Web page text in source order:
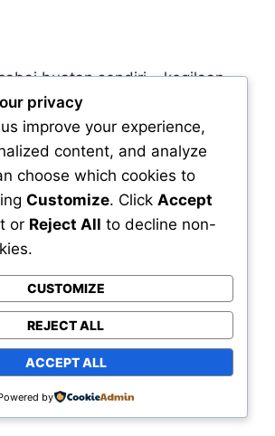
buatan sendiri – kegilaan
2025 admin Uncategorized
,BBQ sauce ,bumbu pedas,burger
chili sauce,extra hot,extreme hot,
, Favorit mikrofon ,gift set,impor,
,pedas sedang
,sambal,sambal rumahan,sauce,
sauce,spice blend,sweet & spicy,
privacy
improve your experience,
content, and analyze
choose which cookies to
Customize. Click Accept
or Reject All to decline non-
CUSTOMIZE
REJECT ALL
ACCEPT ALL
by